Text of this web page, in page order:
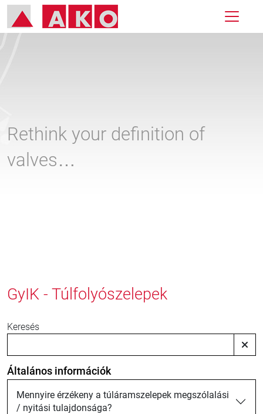
Rethink your definition of
valves…
GyIK - Túlfolyószelepek
Keresés
Általános információk
Mennyire érzékeny a túláramszelepek megszólalási
/ nyitási tulajdonsága?